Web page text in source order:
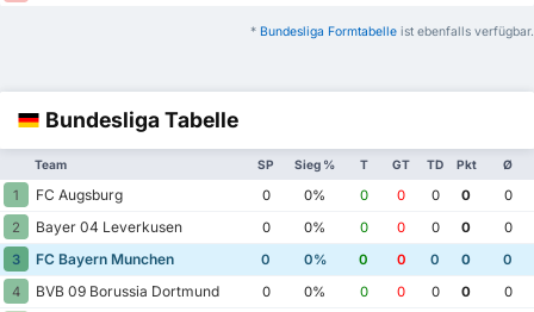
* Bundesliga Formtabelle ist ebenfalls verfügbar.
Bundesliga Tabelle
Team SP Sieg % T GT TD Pkt Ø
1 FC Augsburg 0 0% 0 0 0 0
0
2
Bayer 04 Leverkusen 0 0% 0 0 0 0
0
3
FC Bayern Munchen 0 0% 0 0 0 0
0
4
BVB 09 Borussia Dortmund 0 0% 0 0 0 0
0